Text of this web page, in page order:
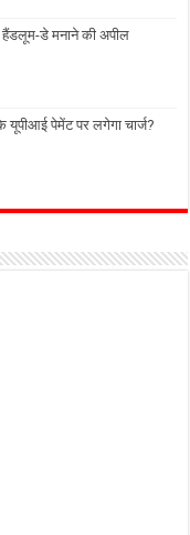
हैंडलूम-डे मनाने की अपील
यूपीआई पेमेंट पर लगेगा चार्ज?